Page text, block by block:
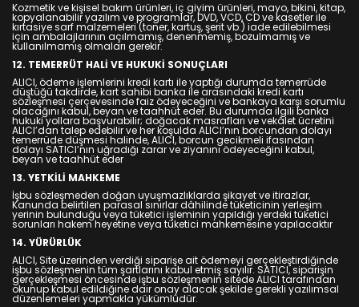
Kozmetik ve kişisel bakım ürünleri, iç giyim ürünleri, mayo, bikini, kitap,
kopyalanabilir yazılım ve programlar, DVD, VCD, CD ve kasetler ile
kırtasiye sarf malzemeleri (toner, kartuş, şerit vb.) iade edilebilmesi
için ambalajlarının açılmamış, denenmemiş, bozulmamış ve
kullanılmamış olmaları gerekir.
12. TEMERRÜT HALİ VE HUKUKİ SONUÇLARI
ALICI, ödeme işlemlerini kredi kartı ile yaptığı durumda temerrüde
düştüğü takdirde, kart sahibi banka ile arasındaki kredi kartı
sözleşmesi çerçevesinde faiz ödeyeceğini ve bankaya karşı sorumlu
olacağını kabul, beyan ve taahhüt eder. Bu durumda ilgili banka
hukuki yollara başvurabilir; doğacak masrafları ve vekâlet ücretini
ALICI’dan talep edebilir ve her koşulda ALICI’nın borcundan dolayı
temerrüde düşmesi halinde, ALICI, borcun gecikmeli ifasından
dolayı SATICI’nın uğradığı zarar ve ziyanını ödeyeceğini kabul,
beyan ve taahhüt eder
13. YETKİLİ MAHKEME
İşbu sözleşmeden doğan uyuşmazlıklarda şikayet ve itirazlar,
Kanunda belirtilen parasal sınırlar dâhilinde tüketicinin yerleşim
yerinin bulunduğu veya tüketici işleminin yapıldığı yerdeki tüketici
sorunları hakem heyetine veya tüketici mahkemesine yapılacaktır
14. YÜRÜRLÜK
ALICI, Site üzerinden verdiği siparişe ait ödemeyi gerçekleştirdiğinde
işbu sözleşmenin tüm şartlarını kabul etmiş sayılır. SATICI, siparişin
gerçekleşmesi öncesinde işbu sözleşmenin sitede ALICI tarafından
okunup kabul edildiğine dair onay alacak şekilde gerekli yazılımsal
düzenlemeleri yapmakla yükümlüdür.